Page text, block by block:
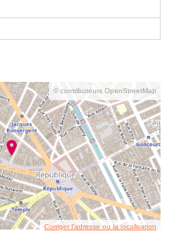
© contributeurs OpenStreetMap
Corriger l’adresse ou la localisation